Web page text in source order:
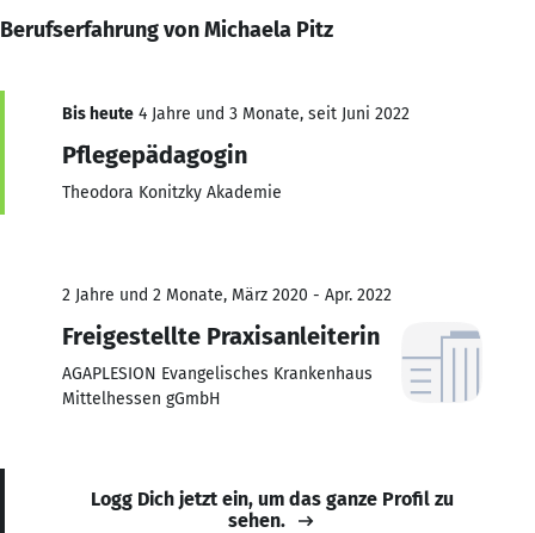
Berufserfahrung von Michaela Pitz
Bis heute 4 Jahre und 3 Monate, seit Juni 2022
Pflegepädagogin
Theodora Konitzky Akademie
2 Jahre und 2 Monate, März 2020 - Apr. 2022
Freigestellte Praxisanleiterin
AGAPLESION Evangelisches Krankenhaus
Mittelhessen gGmbH
Logg Dich jetzt ein, um das ganze Profil zu
sehen.